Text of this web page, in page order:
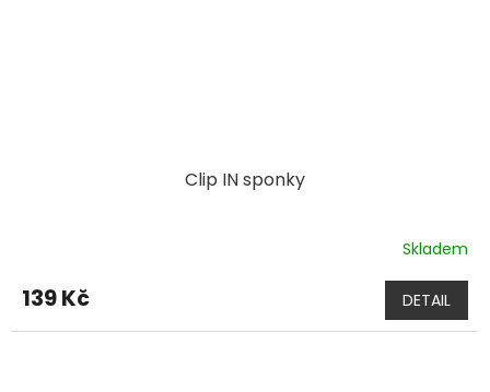
Clip IN sponky
Skladem
139 Kč DETAIL